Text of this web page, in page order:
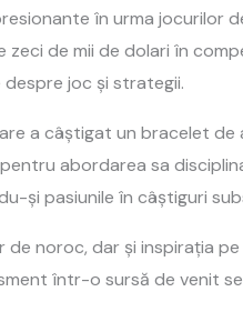
în urma jocurilor
de mii de dolari în
joc și strategii.
a câștigat un bracelet de
abordarea sa
și pasiunile în câștiguri
noroc, dar și inspirația
într-o sursă de venit